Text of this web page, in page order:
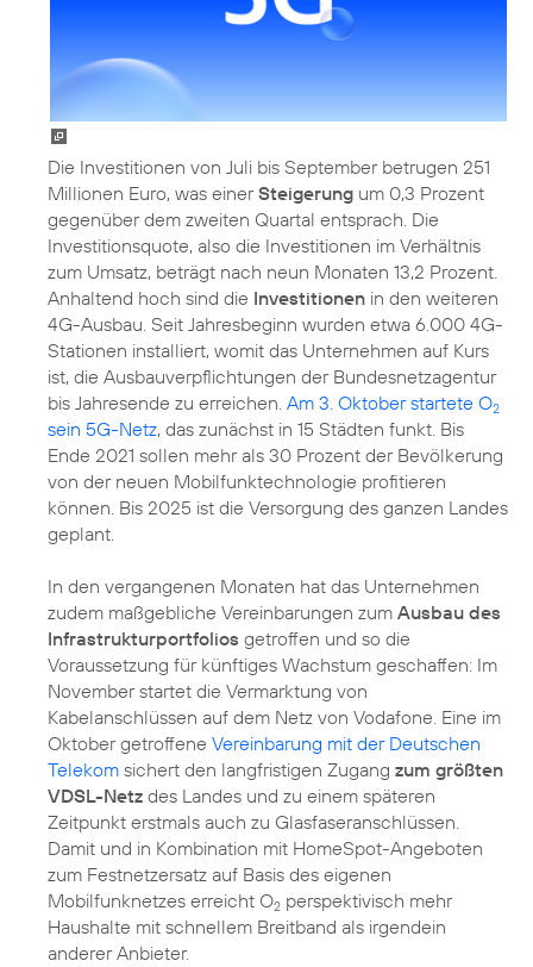
Die Investitionen von Juli bis September betrugen 251
Millionen Euro, was einerSteigerung um 0,3 Prozent
gegenüber dem zweiten Quartal entsprach. Die
Investitionsquote, also die Investitionen im Verhältnis
zum Umsatz, beträgt nach neun Monaten 13,2 Prozent.
Anhaltend hoch sind die Investitionen in den weiteren
4G-Ausbau. Seit Jahresbeginn wurden etwa 6.000 4G-
Stationen installiert, womit das Unternehmen auf Kurs
ist, die Ausbauverpflichtungen der Bundesnetzagentur
bis Jahresende zu erreichen. Am 3. Oktober startete O2
sein 5G-Netz, das zunächst in 15 Städten funkt. Bis
Ende 2021 sollen mehr als 30 Prozent der Bevölkerung
von der neuen Mobilfunktechnologie profitieren
können. Bis 2025 ist die Versorgung des ganzen Landes
geplant.
In den vergangenen Monaten hat das Unternehmen
zudem maßgebliche Vereinbarungen zum Ausbau des
Infrastrukturportfolios getroffen und so die
Voraussetzung für künftiges Wachstum geschaffen: Im
November startet die Vermarktung von
Kabelanschlüssen auf dem Netz von Vodafone. Eine im
Oktober getroffene Vereinbarung mit der Deutschen
Telekom sichert den langfristigen Zugang zum größten
VDSL-Netz des Landes und zu einem späteren
Zeitpunkt erstmals auch zu Glasfaseranschlüssen.
Damit und in Kombination mit HomeSpot-Angeboten
zum Festnetzersatz auf Basis des eigenen
Mobilfunknetzes erreicht O2 perspektivisch mehr
Haushalte mit schnellem Breitband als irgendein
anderer Anbieter.